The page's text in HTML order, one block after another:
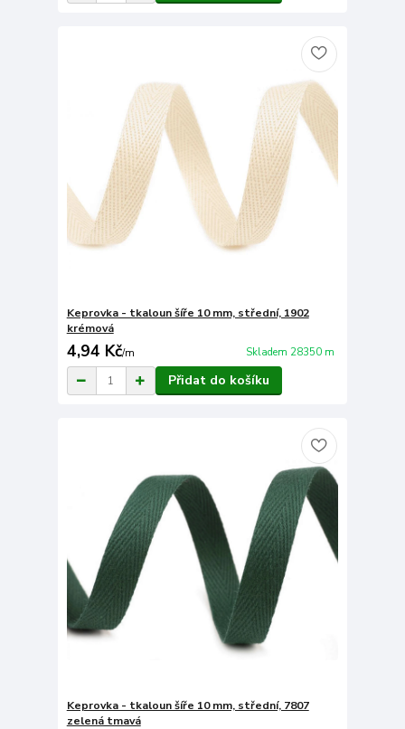
Keprovka - tkaloun šíře 10 mm, střední, 1902
krémová
4,94 Kč/m Skladem 28350 m
Přidat do košíku
Keprovka - tkaloun šíře 10 mm, střední, 7807
zelená tmavá